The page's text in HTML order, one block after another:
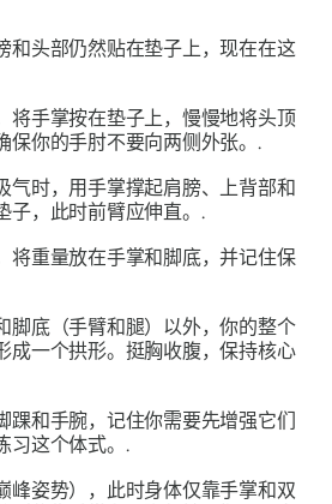
和头部仍然贴在垫子上，现在在这
将手掌按在垫子上，慢慢地将头顶
保你的手肘不要向两侧外张。.
气时，用手掌撑起肩膀、上背部和
子，此时前臂应伸直。.
将重量放在手掌和脚底，并记住保
脚底（手臂和腿）以外，你的整个
成一个拱形。挺胸收腹，保持核心
踝和手腕，记住你需要先增强它们
习这个体式。.
峰姿势），此时身体仅靠手掌和双